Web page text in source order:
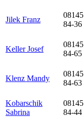
Jilek Franz
08145
84-36
Keller Josef
08145
84-65
Klenz Mandy
08145
84-63
Kobarschik
Sabrina
08145
84-44